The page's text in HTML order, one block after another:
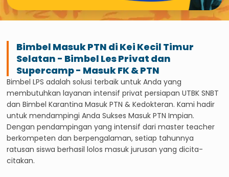
Bimbel Masuk PTN di Kei Kecil Timur
Selatan - Bimbel Les Privat dan
Supercamp - Masuk FK & PTN
Bimbel LPS adalah solusi terbaik untuk Anda yang
membutuhkan layanan intensif privat persiapan UTBK SNBT
dan Bimbel Karantina Masuk PTN & Kedokteran. Kami hadir
untuk mendampingi Anda Sukses Masuk PTN Impian.
Dengan pendampingan yang intensif dari master teacher
berkompeten dan berpengalaman, setiap tahunnya
ratusan siswa berhasil lolos masuk jurusan yang dicita-
citakan.